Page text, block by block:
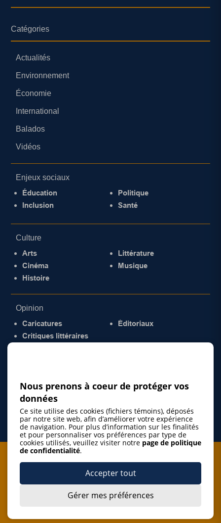
Catégories
Actualités
Environnement
Économie
International
Balados
Vidéos
Enjeux sociaux
Éducation
Inclusion
Politique
Santé
Culture
Arts
Cinéma
Histoire
Littérature
Musique
Opinion
Caricatures
Critiques littéraires
Éditoriaux
Je m'abonne à l'infolettre
J’accepte de m’abonner à l’infolettre de La Gazette de la
Nous prenons à coeur de protéger vos
données
Ce site utilise des cookies (fichiers témoins), déposés
par notre site web, afin d’améliorer votre expérience
de navigation. Pour plus d’information sur les finalités
et pour personnaliser vos préférences par type de
cookies utilisés, veuillez visiter notre page de politique
de confidentialité.
Accepter tout
Gérer mes préférences